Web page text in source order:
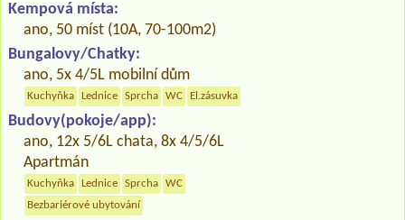
Kempová místa:
ano, 50 míst (10A, 70-100m2)
Bungalovy/Chatky:
ano, 5x 4/5L mobilní dům
Kuchyňka Lednice Sprcha WC El.zásuvka
Budovy(pokoje/app):
ano, 12x 5/6L chata, 8x 4/5/6L
Apartmán
Kuchyňka Lednice Sprcha
WC
Bezbariérové ubytování